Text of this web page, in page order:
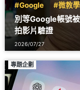
#Google #微教學
別等Google帳號
拍影片驗證
2026/07/27
專題企劃